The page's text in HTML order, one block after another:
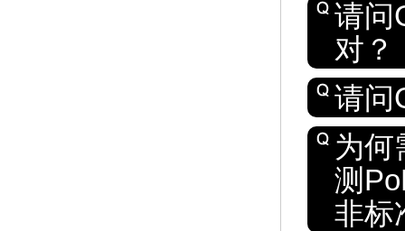
请问
对？
请问
为何
测
非标